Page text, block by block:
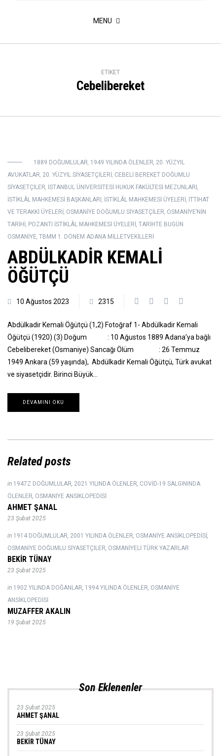
MENU
ETIKET
Cebelibereket
1889 DOĞUMLULAR, 1949 YILINDA ÖLENLER, 20. YÜZYIL
AVUKATLAR, 20. YÜZYIL SIYASETÇILERI, CEBELI BEREKET DOĞUMLU
SIYASETÇILER, İSTANBUL ÜNIVERSITESI HUKUK FAKÜLTESI MEZUNLARI ,
İSTIKLÂL MAHKEMESI BAŞKANLARI , İSTIKLÂL MAHKEMESI ÜYELERI, İTTIHAT
VE TERAKKI ÜYELERI, OSMANIYE DOĞUMLU SIYASETÇILER, OSMANIYE’NIN
TARIHI, POZANTI İSTIKLÂL MAHKEMESI ÜYELERI, TARIHTE BUGÜN
OSMANIYE, TBMM 1. DÖNEM ADANA MILLETVEKILLERI
ABDÜLKADİR KEMALİ
ÖĞÜTÇÜ
10 Ağustos 2023 2315
Abdülkadir Kemali Öğütçü (1,2) Fotoğraf 1- Abdülkadir Kemali
Öğütçü (1920) (3) Doğum : 10 Ağustos 1889 Adana’ya bağlı
Cebelibereket (Osmaniye) Sancağı Ölüm : 26 Temmuz
1949 Ankara (59 yaşında), Abdülkadir Kemali Öğütçü, Türk avukat
ve siyasetçidir. Birinci Büyük…
DEVAMINI OKU
Related posts
in 1947Z DOĞUMLULAR, 2021 YILINDA ÖLENLER, COVID-19 SALGININDA
ÖLENLER, OSMANIYE ANSIKLOPEDISI
AHMET ŞANAL
23 Şubat 2025
in 1914 DOĞUMLULAR, 2001 YILINDA ÖLENLER, OSMANIYE ANSIKLOPEDISI,
OSMANIYE DOĞUMLU SIYASETÇILER, OSMANIYELI TÜRK YAZARLAR
BEKİR TÜNAY
23 Şubat 2025
in 1902 YILINDA DOĞANLAR, 1994 YILINDA ÖLENLER, OSMANIYE
ANSIKLOPEDISI
MUZAFFER AKALIN
19 Şubat 2025
Son Eklenenler
23 Şubat 2025
AHMET ŞANAL
23 Şubat 2025
BEKİR TÜNAY